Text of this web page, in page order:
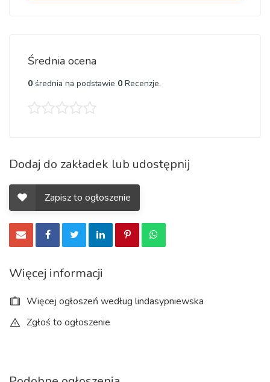
Średnia ocena
0 średnia na podstawie 0 Recenzje.
Dodaj do zakładek lub udostępnij
Zapisz to ogłoszenie
Więcej informacji
Więcej ogłoszeń według lindasypniewska
Zgłoś to ogłoszenie